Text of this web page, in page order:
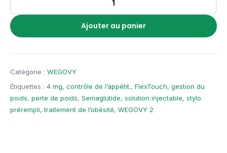
Ajouter au panier
Catégorie : WEGOVY
Étiquettes : 4 mg, contrôle de l’appétit., FlexTouch, gestion du
poids, perte de poids, Semaglutide, solution injectable, stylo
prérempli,traitement de l’obésité, WEGOVY 2